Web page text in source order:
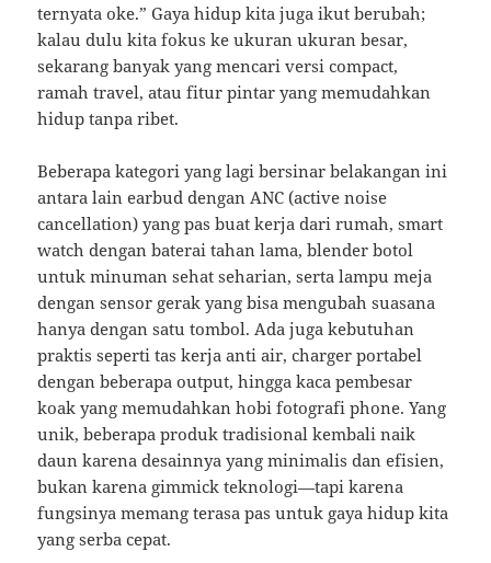
ternyata oke.” Gaya hidup kita juga ikut berubah;
kalau dulu kita fokus ke ukuran ukuran besar,
sekarang banyak yang mencari versi compact,
ramah travel, atau fitur pintar yang memudahkan
hidup tanpa ribet.
Beberapa kategori yang lagi bersinar belakangan ini
antara lain earbud dengan ANC (active noise
cancellation) yang pas buat kerja dari rumah, smart
watch dengan baterai tahan lama, blender botol
untuk minuman sehat seharian, serta lampu meja
dengan sensor gerak yang bisa mengubah suasana
hanya dengan satu tombol. Ada juga kebutuhan
praktis seperti tas kerja anti air, charger portabel
dengan beberapa output, hingga kaca pembesar
koak yang memudahkan hobi fotografi phone. Yang
unik, beberapa produk tradisional kembali naik
daun karena desainnya yang minimalis dan efisien,
bukan karena gimmick teknologi—tapi karena
fungsinya memang terasa pas untuk gaya hidup kita
yang serba cepat.